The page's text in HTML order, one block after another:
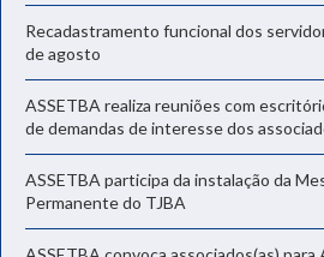
Recadastramento funcional dos
de agosto
ASSETBA realiza reuniões com
de demandas de interesse dos
ASSETBA participa da instalação da
Permanente do TJBA